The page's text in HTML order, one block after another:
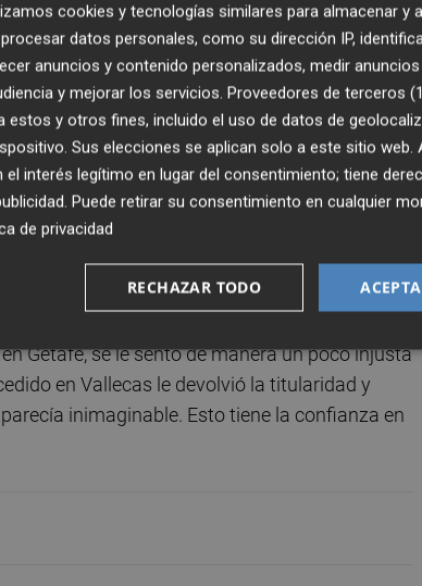
semana tras semana. La confianza es
llegar a ser un jugador. Todos los que
nervios o asumir la presión a sabiendas que
se ha rendido. No le ha temblado el pulso a
Gattuso olvidando los errores del pasado
haciendo un buen partido me pareció
a este chico".
peor. Pero Cömert no se ha hundido. Está
Getafe, se le sentó de manera un poco injusta
en Vallecas le devolvió la titularidad y
inimaginable. Esto tiene la confianza en
cookies y tecnologías similares para almacenar y
datos personales, como su dirección IP,
anuncios y contenido personalizados, medir
y mejorar los servicios. Proveedores de terceros
estos y otros fines, incluido el uso de datos de
Sus elecciones se aplican solo a este sitio web.
interés legítimo en lugar del consentimiento; tiene
. Puede retirar su consentimiento en cualquier
de privacidad
RECHAZAR TODO